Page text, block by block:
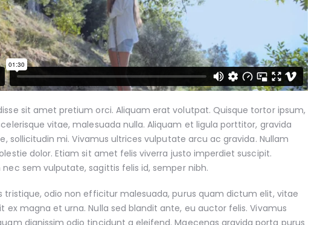
sit amet pretium orci. Aliquam erat volutpat. Quisque tortor ipsum,
vitae, malesuada nulla. Aliquam et ligula porttitor, gravida
sollicitudin mi. Vivamus ultrices vulputate arcu ac gravida. Nullam
dolor. Etiam sit amet felis viverra justo imperdiet suscipit.
nec sem vulputate, sagittis felis id, semper nibh.
tristique, odio non efficitur malesuada, purus quam dictum elit, vitae
ex magna et urna. Nulla sed blandit ante, eu auctor felis. Vivamus